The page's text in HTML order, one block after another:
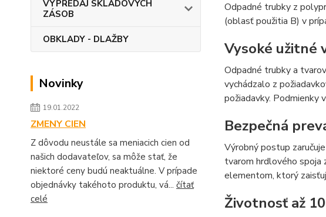
VÝPREDAJ SKLADOVÝCH
ZÁSOB
OBKLADY - DLAŽBY
Novinky
19.01.2022
ZMENY CIEN
Z dôvodu neustále sa meniacich cien od
našich dodavateľov, sa môže stať, že
niektoré ceny budú neaktuálne. V prípade
objednávky takéhoto produktu, vá... čítať
celé
Odpadné trubky z
(oblasť použitia B) v
Vysoké užitné
Odpadné trubky a
vychádzalo z
požiadavky. Podmienky
Bezpečná
Výrobný postup
tvarom hrdlového spoja
elementom, ktorý
Životnosť až